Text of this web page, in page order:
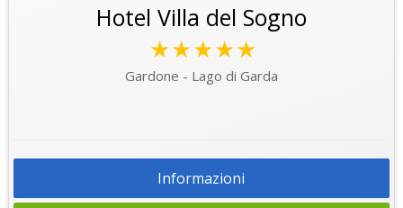
Hotel Villa del Sogno
★★★★★
Gardone - Lago di Garda
Informazioni